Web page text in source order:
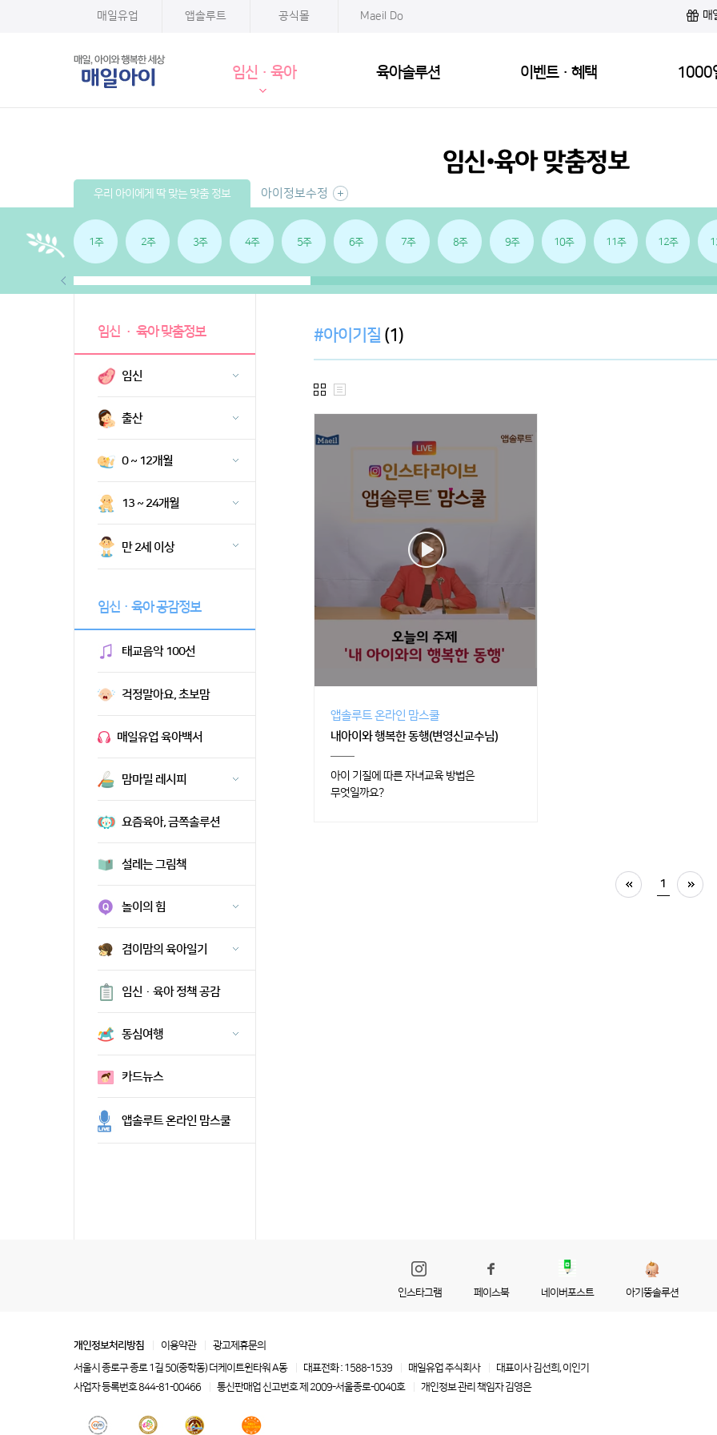
매일유업 앱솔루트 공식몰 Maeil Do 매
임신·육아 육아솔루션 이벤트·혜택 1000
우리 아이에게 딱 맞는 맞춤 정보 아이정보수정
1주 2주 3주 4주 5주 6주 7주 8주 9주 10주 11주 12주
임신 · 육아 맞춤정보
임신
출산
0 ~ 12개월
13 ~ 24개월
만 2세 이상
임신ㆍ육아 공감정보
태교음악 100선
걱정말아요, 초보맘
매일유업 육아백서
맘마밀 레시피
요즘육아, 금쪽솔루션
설레는 그림책
놀이의 힘
겸이맘의 육아일기
임신·육아 정책 공감
동심여행
카드뉴스
앱솔루트 온라인 맘스쿨
#아이기질 (1)
앱솔루트 온라인 맘스쿨
내아이와 행복한 동행(변영신교수님)
아이 기질에 따른 자녀교육 방법은
무엇일까요?
1
인스타그램 페이스북 네이버포스트 아기똥솔루션
개인정보처리방침 이용약관
광고제휴문의
서울시 종로구 종로 1길 50(중학동) 더케이트윈타워 A동
대표전화 : 1588-1539 매일유업 주식회사
대표이사 김선희, 이인기
사업자 등록번호 844-81-00466
통신판매업 신고번호 제 2009-서울종로-0040호 개인정보 관리 책임자김영은